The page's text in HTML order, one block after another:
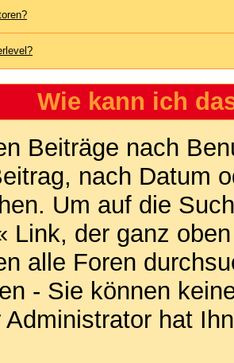
Wie kann ich
Beiträge nach
nach Datum
Um auf die
Link, der ganz
alle Foren
- Sie können
Administrator hat